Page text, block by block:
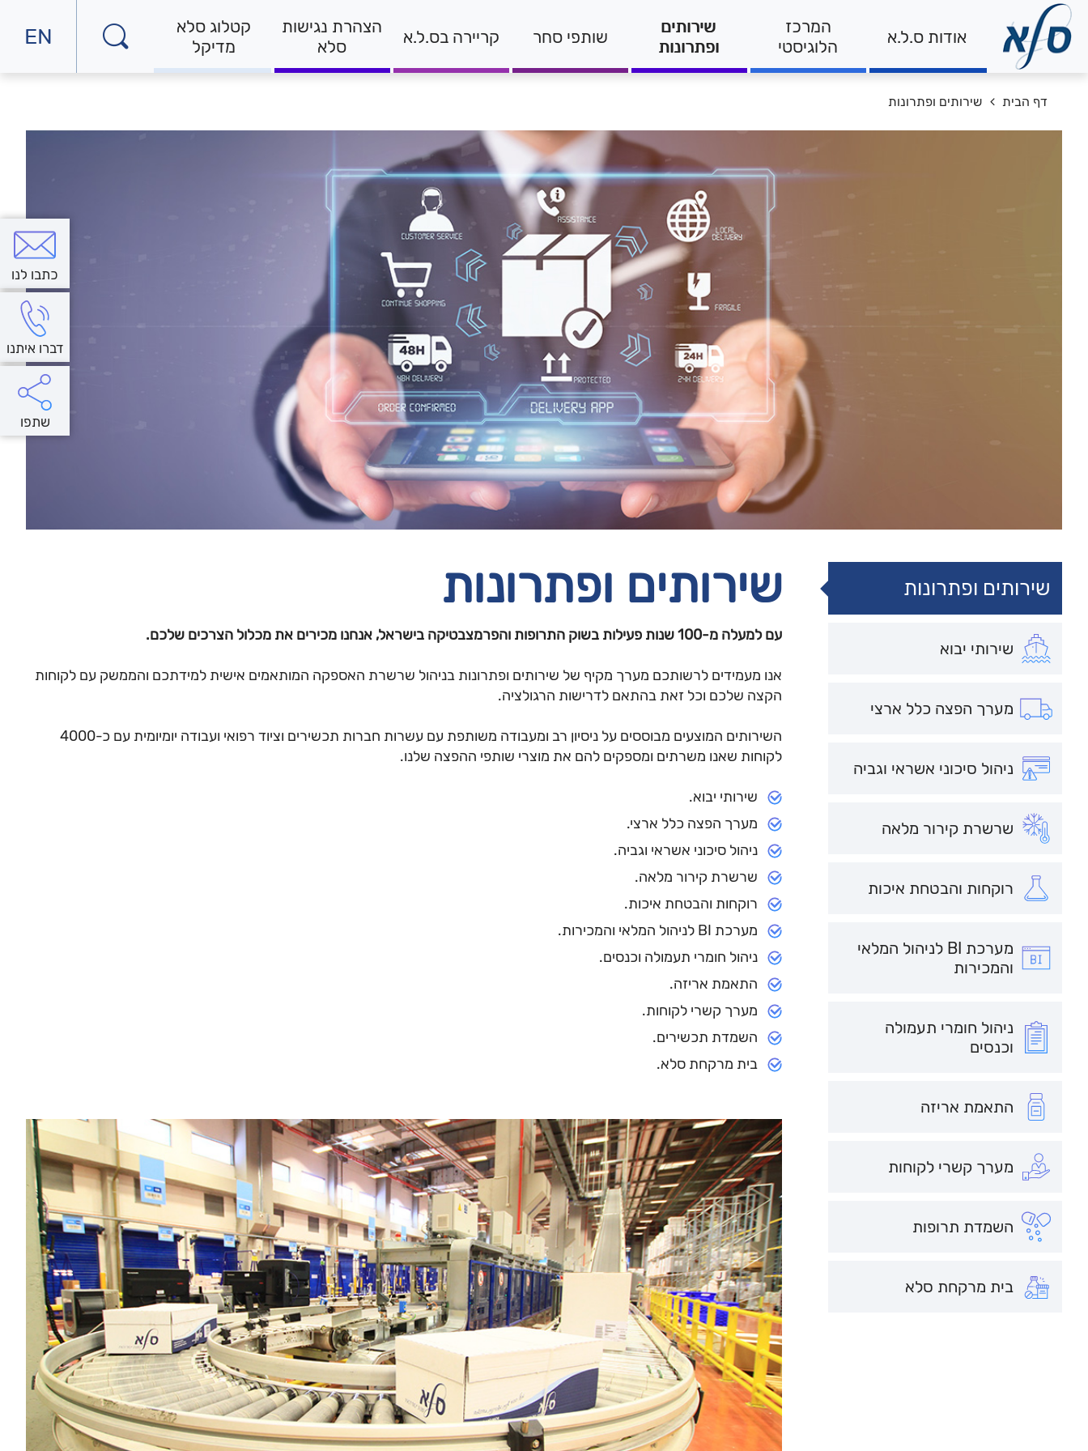
אודות ס.ל.א
המרכז
הלוגיסטי
שירותים
ופתרונות
שותפי סחר קריירה בס.ל.א
הצהרת נגישות
סלא
קטלוג סלא
מדיקל
EN
כתבו לנו
דברו איתנו
שתפו
באתר
דף הבית שירותים ופתרונות
שירותים ופתרונות
שירותי יבוא
מערך הפצה כלל ארצי
ניהול סיכוני אשראי וגביה
שרשרת קירור מלאה
רוקחות והבטחת איכות
מערכת BI לניהול המלאי
והמכירות
ניהול חומרי תעמולה
וכנסים
התאמת אריזה
מערך קשרי לקוחות
השמדת תרופות
בית מרקחת סלא
שירותים ופתרונות
עם למעלה מ-100 שנות פעילות בשוק התרופות והפרמצבטיקה בישראל, אנחנו מכירים את מכלול הצרכים שלכם.
אנו מעמידים לרשותכם מערך מקיף של שירותים ופתרונות בניהול שרשרת האספקה המותאמים אישית למידתכם והממשק עם לקוחות
הקצה שלכם וכל זאת בהתאם לדרישות הרגולציה.
השירותים המוצעים מבוססים על ניסיון רב ומעבודה משותפת עם עשרות חברות תכשירים וציוד רפואי ועבודה יומיומית עם כ-4000
לקוחות שאנו משרתים ומספקים להם את מוצרי שותפי ההפצה שלנו.
שירותי יבוא.
מערך הפצה כלל ארצי.
ניהול סיכוני אשראי וגביה.
שרשרת קירור מלאה.
רוקחות והבטחת איכות.
מערכת BI לניהול המלאי והמכירות.
ניהול חומרי תעמולה וכנסים.
התאמת אריזה.
מערך קשרי לקוחות.
השמדת תכשירים.
בית מרקחת סלא.